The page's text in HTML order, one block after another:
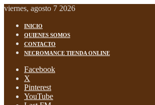
viernes, agosto 7 2026
INICIO
QUIENES SOMOS
CONTACTO
NECROMANCE TIENDA ONLINE
Facebook
X
Pinterest
YouTube